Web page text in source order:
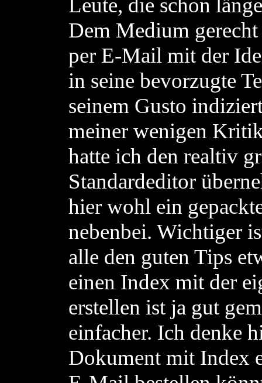
Leute, die schon
Dem Medium
per E-Mail mit der
in seine bevorzugte
seinem Gusto
meiner wenigen
hatte ich den realtiv
Standardeditor
hier wohl ein
nebenbei. Wichtiger
alle den guten Tips
einen Index mit der
erstellen ist ja gut
einfacher. Ich denke
Dokument mit Index